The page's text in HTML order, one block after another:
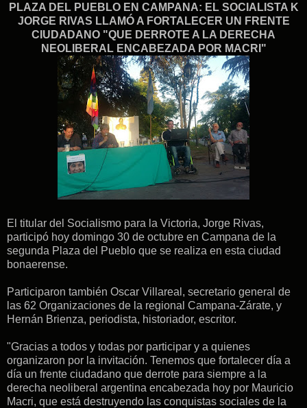
PLAZA DEL PUEBLO EN CAMPANA: EL SOCIALISTA K
JORGE RIVAS LLAMÓ A FORTALECER UN FRENTE
CIUDADANO "QUE DERROTE A LA DERECHA
NEOLIBERAL ENCABEZADA POR MACRI"
El titular del Socialismo para la Victoria, Jorge Rivas,
participó hoy domingo 30 de octubre en Campana de la
segunda Plaza del Pueblo que se realiza en esta ciudad
bonaerense.
Participaron también Oscar Villareal, secretario general de
las 62 Organizaciones de la regional Campana-Zárate, y
Hernán Brienza, periodista, historiador, escritor.
"Gracias a todos y todas por participar y a quienes
organizaron por la invitación. Tenemos que fortalecer día a
día un frente ciudadano que derrote para siempre a la
derecha neoliberal argentina encabezada hoy por Mauricio
Macri, que está destruyendo las conquistas sociales de la